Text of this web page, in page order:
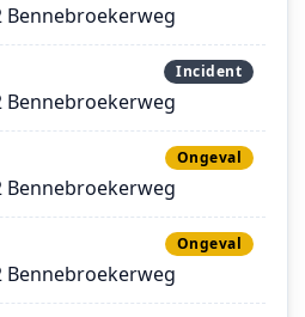
Bennebroekerweg
Incident
Bennebroekerweg
Ongeval
Bennebroekerweg
Ongeval
Bennebroekerweg